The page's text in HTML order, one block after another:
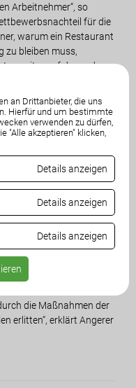
an Drittanbieter, die uns
Hierfür und um bestimmte
verwenden zu dürfen,
"Alle akzeptieren" klicken,
Details anzeigen
Details anzeigen
Details anzeigen
Arbeitnehmer“, so
für die
warum ein Restaurant
zu bleiben muss,
weiter auf der anderen
dürfen.“
umgefallen“,
hin, dass
Öffnung aller Sparten
Lockdowns für alle
Es ist falsch, die
und vom
soll aufklären, aber
egal ob Handel,
Hotellerie oder
und bewährte
die Maßnahmen der
erlitten“, erklärt Angerer